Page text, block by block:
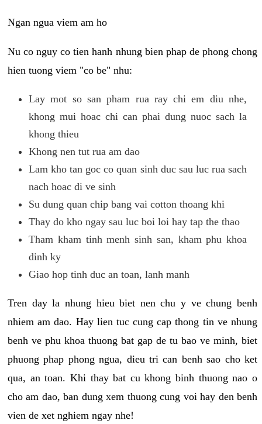
Ngan ngua viem am ho
Nu co nguy co tien hanh nhung bien phap de phong chong
hien tuong viem "co be" nhu:
Lay mot so san pham rua ray chi em diu nhe,
khong mui hoac chi can phai dung nuoc sach la
khong thieu
Khong nen tut rua am dao
Lam kho tan goc co quan sinh duc sau luc rua sach
nach hoac di ve sinh
Su dung quan chip bang vai cotton thoang khi
Thay do kho ngay sau luc boi loi hay tap the thao
Tham kham tinh menh sinh san, kham phu khoa
dinh ky
Giao hop tinh duc an toan, lanh manh
Tren day la nhung hieu biet nen chu y ve chung benh
nhiem am dao. Hay lien tuc cung cap thong tin ve nhung
benh ve phu khoa thuong bat gap de tu bao ve minh, biet
phuong phap phong ngua, dieu tri can benh sao cho ket
qua, an toan. Khi thay bat cu khong binh thuong nao o
cho am dao, ban dung xem thuong cung voi hay den benh
vien de xet nghiem ngay nhe!